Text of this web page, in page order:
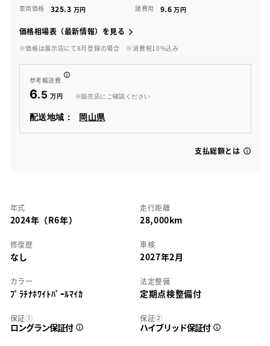
車両価格 325.3 諸費用 9.6
価格相場表（最新情報）を見る
※価格は展示店にて8月登録の場合 ※消費税10%込み
参考輸送費
6.5 ※販売店にご確認ください
配送地域： 岡山県
支払総額とは
年式
2024年（R6年）
走行距離
28,000km
修復歴
なし
車検
2027年2月
カラー
ﾌﾟﾗﾁﾅﾎﾜｲﾄﾊﾟｰﾙﾏｲｶ
法定整備
定期点検整備付
保証①
ロングラン保証付
保証②
ハイブリッド保証付